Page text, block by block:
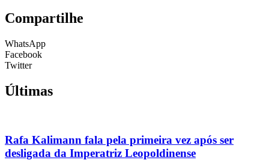
Compartilhe
WhatsApp
Facebook
Twitter
Últimas
Rafa Kalimann fala pela primeira vez após ser
desligada da Imperatriz Leopoldinense